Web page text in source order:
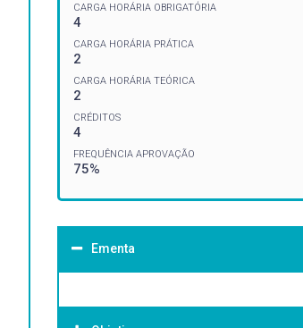
CARGA HORÁRIA OBRIGATÓRIA
4
CARGA HORÁRIA PRÁTICA
2
CARGA HORÁRIA TEÓRICA
2
CRÉDITOS
4
FREQUÊNCIA APROVAÇÃO
75%
Ementa